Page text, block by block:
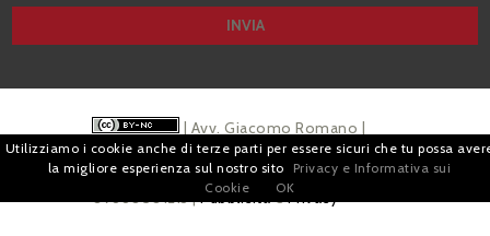
| Avv. Giacomo Romano |
Piazza di Campitelli, 2 - 00186 Roma | P.I.
07880501213 |PubblicitàePrivacy
Utilizziamo i cookie anche di terze parti per essere sicuri che tu possa
la migliore esperienza sul nostro sito
Privacy e Informativa sui
Cookie
OK